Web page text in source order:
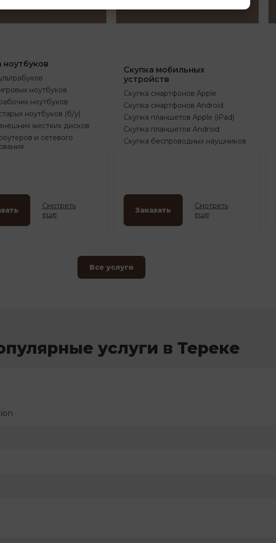
ноутбуков
ноутбуков
ноутбуков
ноутбуков (б/у)
жестких дисков
и сетевого
Смотреть
еще
Скупка мобильных
устройств
Скупка смартфонов Apple
Скупка смартфонов Android
Скупка планшетов Apple (iPad)
Скупка планшетов Android
Скупка беспроводных наушников
Заказать
Смотреть
еще
Все услуги
услуги в Тереке